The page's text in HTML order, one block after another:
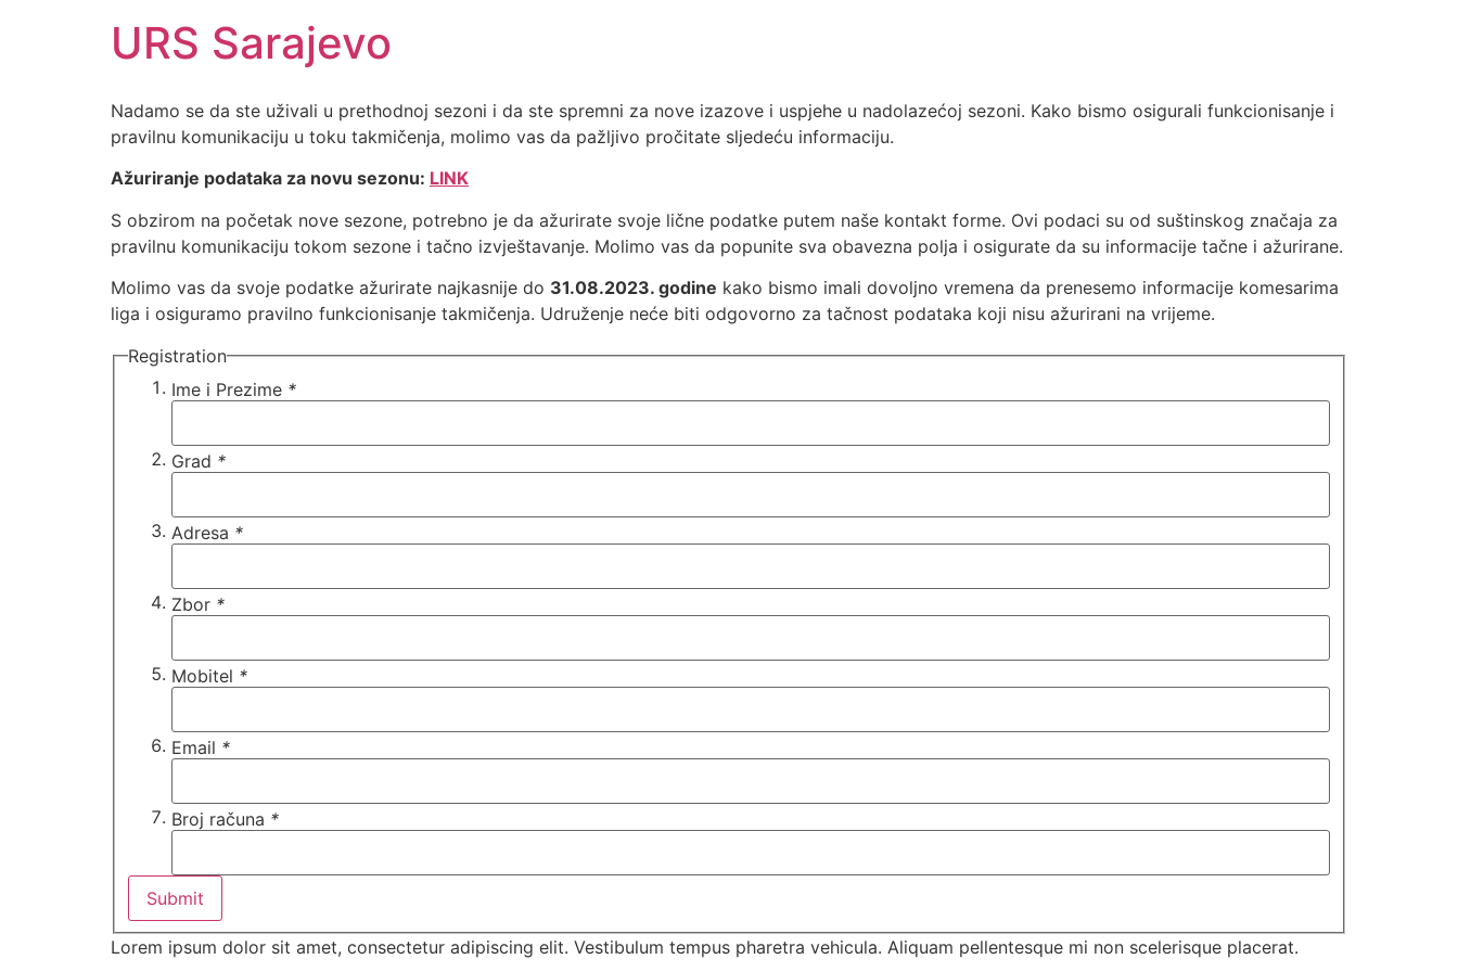
URS Sarajevo
Nadamo se da ste uživali u prethodnoj sezoni i da ste spremni za nove izazove i uspjehe u nadolazećoj sezoni. Kako bismo osigurali funkcionisanje i
pravilnu komunikaciju u toku takmičenja, molimo vas da pažljivo pročitate sljedeću informaciju.
Ažuriranje podataka za novu sezonu: LINK
S obzirom na početak nove sezone, potrebno je da ažurirate svoje lične podatke putem naše kontakt forme. Ovi podaci su od suštinskog značaja za
pravilnu komunikaciju tokom sezone i tačno izvještavanje. Molimo vas da popunite sva obavezna polja i osigurate da su informacije tačne i ažurirane.
Molimo vas da svoje podatke ažurirate najkasnije do 31.08.2023. godine kako bismo imali dovoljno vremena da prenesemo informacije komesarima
liga i osiguramo pravilno funkcionisanje takmičenja. Udruženje neće biti odgovorno za tačnost podataka koji nisu ažurirani na vrijeme.
Registration
Ime i Prezime *
Grad *
Adresa *
Zbor *
Mobitel *
Email *
Broj računa *
Lorem ipsum dolor sit amet, consectetur adipiscing elit. Vestibulum tempus pharetra vehicula. Aliquam pellentesque mi non scelerisque placerat.